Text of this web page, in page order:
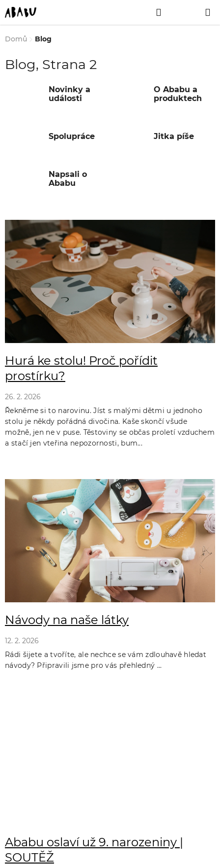
Přejít
na
obsah
NÁKUPNÍ
KOŠÍK
Domů
Blog
Blog, Strana 2
Novinky a
události
O Ababu a
produktech
Spolupráce Jitka píše
Napsali o
Ababu
V
ý
p
i
s
č
l
á
n
k
ů
Hurá ke stolu! Proč pořídit
prostírku?
26. 2. 2026
Řekněme si to narovinu. Jíst s malými dětmi u jednoho
stolu je někdy pořádná divočina. Kaše skončí všude
možně, jen ne v puse. Těstoviny se občas proletí vzduchem
a stačí jen vteřina nepozornosti, bum...
Návody na naše látky
12. 2. 2026
Rádi šijete a tvoříte, ale nechce se vám zdlouhavě hledat
návody? Připravili jsme pro vás přehledný ...
Ababu oslaví už 9. narozeniny |
SOUTĚŽ